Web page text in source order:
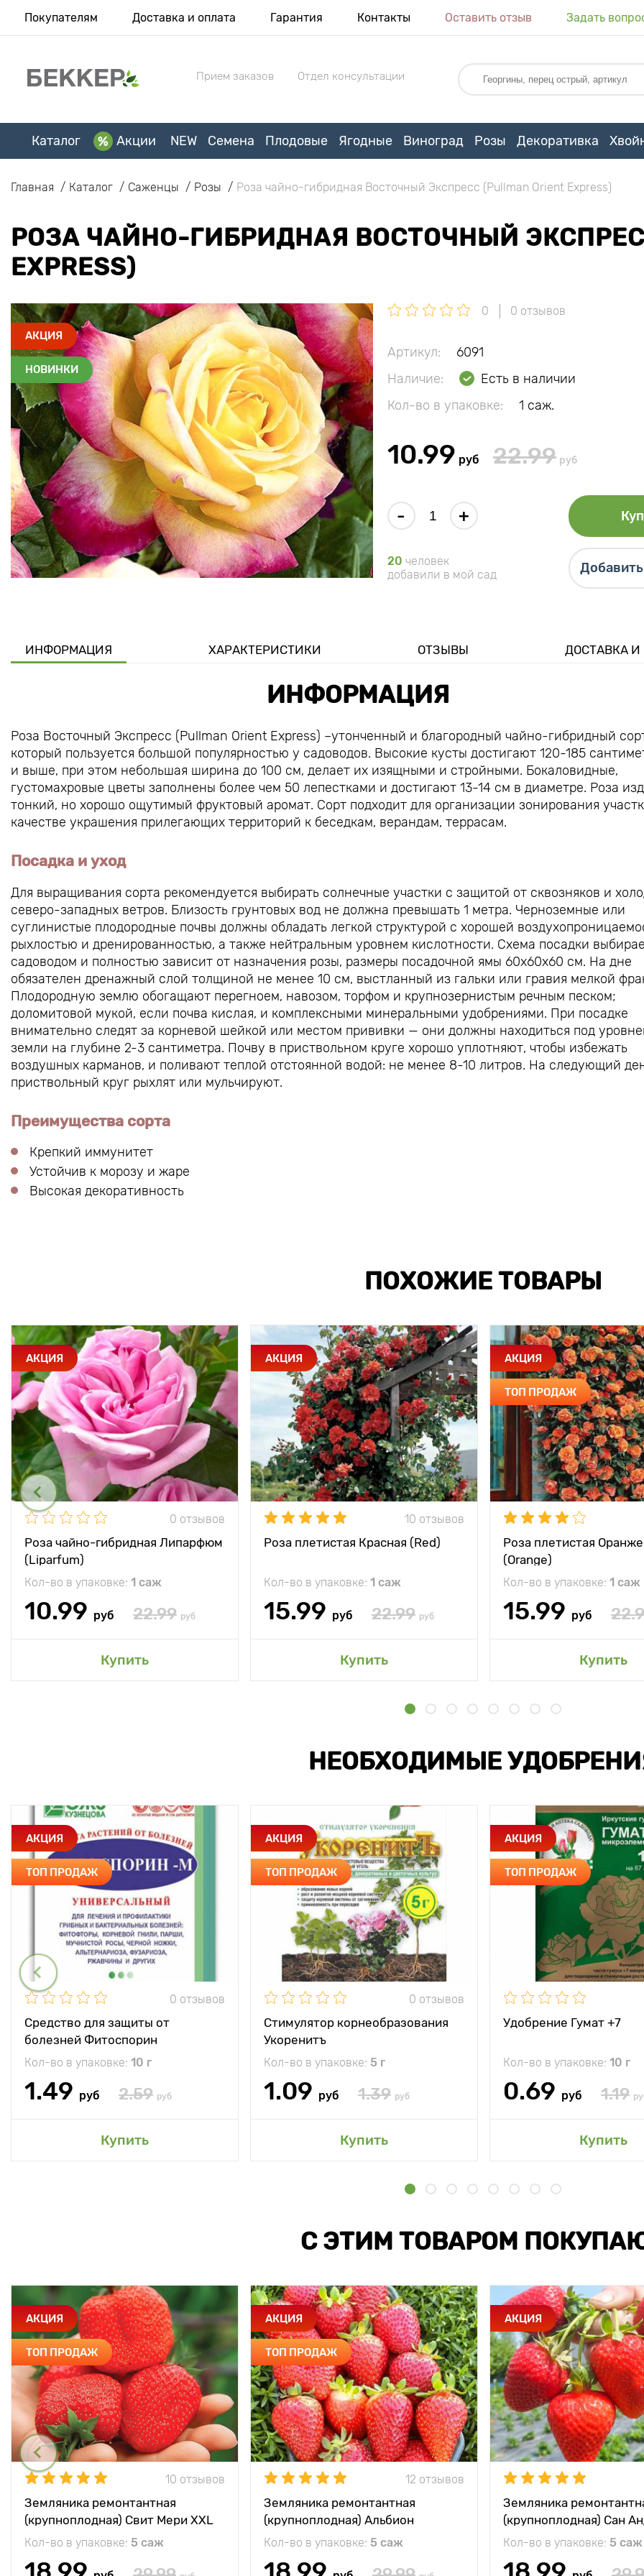
Покупателям Доставка и оплата Гарантия Контакты Оставить отзыв Задать
Прием заказов Отдел консультации
Каталог Акции NEW Семена Плодовые Ягодные Виноград Розы Декоративка
Главная Каталог Саженцы Розы Роза чайно-гибридная Восточный Экспресс (Pullman Orient Express)
РОЗА ЧАЙНО-ГИБРИДНАЯ ВОСТОЧНЫЙ ЭКСПРЕСС
EXPRESS)
АКЦИЯ
НОВИНКИ
0 0 отзывов
Артикул:
6091
Наличие:
Есть в наличии
Кол-во в упаковке:
1 саж.
10.99 руб 22.99 руб
- +
20 человек
добавили в мой сад
ИНФОРМАЦИЯ ХАРАКТЕРИСТИКИ ОТЗЫВЫ ДОСТАВКА И
ИНФОРМАЦИЯ
Роза Восточный Экспресс (Pullman Orient Express) –утонченный и благородный чайно-гибридный
который пользуется большой популярностью у садоводов. Высокие кусты достигают 120-185
и выше, при этом небольшая ширина до 100 см, делает их изящными и стройными. Бокаловидные,
густомахровые цветы заполнены более чем 50 лепестками и достигают 13-14 см в диаметре. Роза
тонкий, но хорошо ощутимый фруктовый аромат. Сорт подходит для организации зонирования
качестве украшения прилегающих территорий к беседкам, верандам, террасам.
Посадка и уход
Для выращивания сорта рекомендуется выбирать солнечные участки с защитой от сквозняков и
северо-западных ветров. Близость грунтовых вод не должна превышать 1 метра. Черноземные или
суглинистые плодородные почвы должны обладать легкой структурой с хорошей
рыхлостью и дренированностью, а также нейтральным уровнем кислотности. Схема посадки
садоводом и полностью зависит от назначения розы, размеры посадочной ямы 60х60х60 см. На дне
обязателен дренажный слой толщиной не менее 10 см, выстланный из гальки или гравия мелкой
Плодородную землю обогащают перегноем, навозом, торфом и крупнозернистым речным песком;
доломитовой мукой, если почва кислая, и комплексными минеральными удобрениями. При посадке
внимательно следят за корневой шейкой или местом прививки — они должны находиться под
земли на глубине 2-3 сантиметра. Почву в приствольном круге хорошо уплотняют, чтобы избежать
воздушных карманов, и поливают теплой отстоянной водой: не менее 8-10 литров. На следующий
приствольный круг рыхлят или мульчируют.
Преимущества сорта
Крепкий иммунитет
Устойчив к морозу и жаре
Высокая декоративность
ПОХОЖИЕ ТОВАРЫ
АКЦИЯ
0 отзывов
Роза чайно-гибридная Липарфюм
(Liparfum)
Кол-во в упаковке: 1 саж
10.99 руб 22.99 руб
Купить
АКЦИЯ
10 отзывов
Роза плетистая Красная (Red)
Кол-во в упаковке: 1 саж
15.99 руб 22.99 руб
Купить
АКЦИЯ
ТОП ПРОДАЖ
Роза плетистая
(Orange)
Кол-во в упаковке: 1 саж
15.99 руб
Купить
НЕОБХОДИМЫЕ
АКЦИЯ
ТОП ПРОДАЖ
0 отзывов
Средство для защиты от
болезней Фитоспорин
Кол-во в упаковке: 10 г
1.49 руб 2.59 руб
Купить
АКЦИЯ
ТОП ПРОДАЖ
0 отзывов
Стимулятор корнеобразования
Укоренитъ
Кол-во в упаковке: 5 г
1.09 руб 1.39 руб
Купить
АКЦИЯ
ТОП ПРОДАЖ
Удобрение Гумат +7
Кол-во в упаковке: 10 г
0.69 руб 1.19
Купить
С ЭТИМ ТОВАРОМ
АКЦИЯ
ТОП ПРОДАЖ
10 отзывов
Земляника ремонтантная
(крупноплодная) Свит Мери XXL
Кол-во в упаковке: 5 саж
АКЦИЯ
ТОП ПРОДАЖ
12 отзывов
Земляника ремонтантная
(крупноплодная) Альбион
Кол-во в упаковке: 5 саж
АКЦИЯ
Земляника
(крупноплодная) Сан
Кол-во в упаковке: 5 саж